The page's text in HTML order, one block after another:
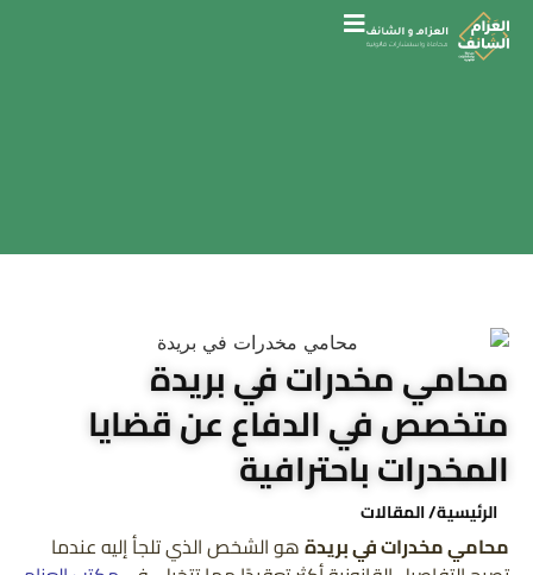
محامي مخدرات في بريدة
متخصص في الدفاع عن قضايا
المخدرات باحترافية
الرئيسية/ المقالات
محامي مخدرات في بريدةهو الشخص الذي تلجأ إليه عندما